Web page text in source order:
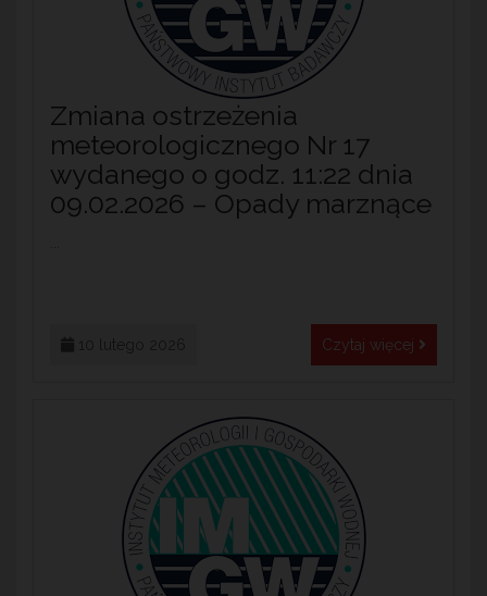
Zmiana ostrzeżenia
meteorologicznego Nr 17
wydanego o godz. 11:22 dnia
09.02.2026 – Opady marznące
Czytaj więcej